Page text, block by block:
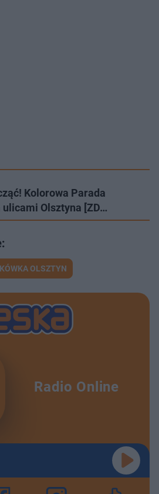
Kolorowa Parada
ulicami Olsztyna [ZD…
OLSZTYN
Radio Online